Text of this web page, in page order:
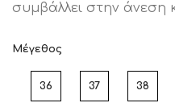
συμβάλλει στην
Μέγεθος
36 37 38